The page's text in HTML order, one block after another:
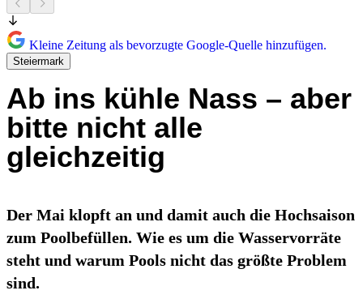
Kleine Zeitung als bevorzugte Google-Quelle hinzufügen.
Steiermark
Ab ins kühle Nass – aber
bitte nicht alle
gleichzeitig
Der Mai klopft an und damit auch die Hochsaison
zum Poolbefüllen. Wie es um die Wasservorräte
steht und warum Pools nicht das größte Problem
sind.